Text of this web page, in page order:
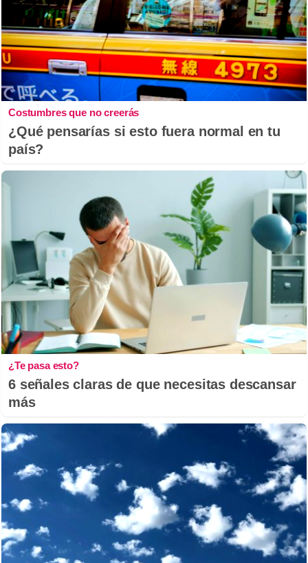
Costumbres que no creerás
¿Qué pensarías si esto fuera normal en tu
país?
¿Te pasa esto?
6 señales claras de que necesitas descansar
más